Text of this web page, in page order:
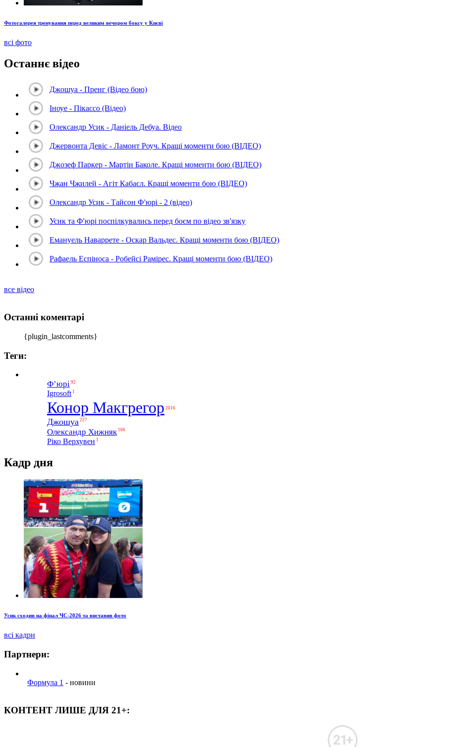
Фотогалерея тренування перед великим вечором боксу у Києві
всі фото
Останнє відео
Джошуа - Пренг (Відео бою)
Іноуе - Пікассо (Відео)
Олександр Усик - Даніель Дебуа. Відео
Джервонта Девіс - Ламонт Роуч. Кращі моменти бою (ВІДЕО)
Джозеф Паркер - Мартін Баколе. Кращі моменти бою (ВІДЕО)
Чжан Чжилей - Агіт Кабаєл. Кращі моменти бою (ВІДЕО)
Олександр Усик - Тайсон Ф'юрі - 2 (відео)
Усик та Ф'юрі поспілкувались перед боєм по відео зв'язку
Емануель Наваррете - Оскар Вальдес. Кращі моменти бою (ВІДЕО)
Рафаель Еспіноса - Робейсі Рамірес. Кращі моменти бою (ВІДЕО)
все відео
Останні коментарі
{plugin_lastcomments}
Теги:
Ф’юрі 92
Igrosoft 1
Конор Макгрегор 2016
Джошуа 227
Олександр Хижняк 166
Ріко Верхувен 1
Кадр дня
Усик сходив на фінал ЧС-2026 та виставив фото
всі кадри
Партнери:
Формула 1 - новини
КОНТЕНТ ЛИШЕ ДЛЯ 21+: